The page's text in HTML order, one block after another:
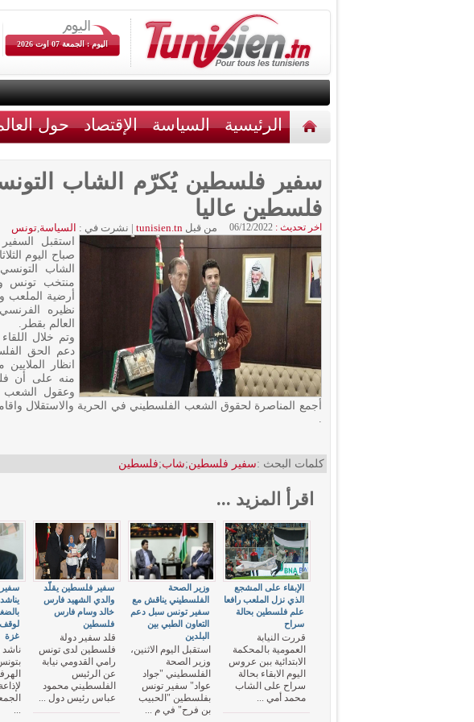
اليوم : الجمعة 07 اوت 2026
الرئيسية السياسة الإقتصاد حول
سفير فلسطين يُكرّم الشاب
فلسطين عاليا
اخر تحديث : 06/12/2022 من قبلtunisien.tn
| نشرت في : السياسة,تونس
استقبل
الشاب
منتخب تونس
أرضية الملعب
نظيره
العالم بقطر.
وتم خلال
دعم الحق
انظار
منه على أن
وعقول الشعب
أجمع المناصرة لحقوق الشعب الفلسطيني في الحرية والاستقلال
.
كلمات البحث :سفير فلسطين;شاب;فلسطين
اقرأ المزيد ...
غزة
...
سفير فلسطين يقلّد
والدي الشهيد فارس
خالد وسام فارس
فلسطين
قلد سفير دولة
فلسطين لدى تونس
رامي القدومي نيابة
عن الرئيس
الفلسطيني محمود
عباس رئيس دول ...
وزير الصحة
الفلسطيني يناقش مع
سفير تونس سبل دعم
التعاون الطبي بين
البلدين
استقبل اليوم الاثنين،
وزير الصحة
الفلسطيني "جواد
عواد" سفير تونس
بفلسطين "الحبيب
بن فرح" في م ...
الإبقاء على المشجع
الذي نزل الملعب رافعا
علم فلسطين بحالة
سراح
قررت النيابة
العمومية بالمحكمة
الابتدائية ببن عروس
اليوم الابقاء بحالة
سراح على الشاب
محمد أمي ...